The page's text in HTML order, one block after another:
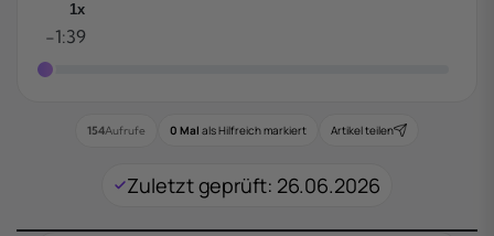
1x
-1:39
154Aufrufe 0 Mal als Hilfreich markiert Artikel teilen
Zuletzt geprüft: 26.06.2026